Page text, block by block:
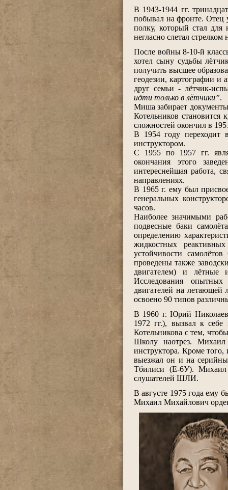
В 1943-1944 гг.
побывал на фронте. Отец
полку, который стал для
негласно слетал стрелком
После войны 8-10-й
хотел сыну судьбы
получить высшее
геодезии, картографии и
друг семьи - лётчик-
идти только в лётчики”.
Миша забирает
Котельников становится
сложностей окончил в
В 1954 году переходит
инструктором.
С 1955 по 1957 гг.
окончания этого
интереснейшая работа,
направлениях.
В 1965 г. ему был
генеральных
часов.
Наиболее значимыми
подвесные баки
определению
жидкостных
устойчивости
проведены также
двигателем) и лётные
Исследования
двигателей на
освоено 90 типов
В 1960 г. Юрий
1972 гг.), вызвал к
Котельникова с тем,
Школу наотрез. Михаил
инструктора. Кроме
выезжал он и на
Тбилиси (Е-6У). Михаил
слушателей ШЛИ.
В августе 1975 года ему
Михаил Михайлович